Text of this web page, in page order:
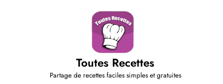
Toutes Recettes
Partage de recettes faciles simples et gratuites